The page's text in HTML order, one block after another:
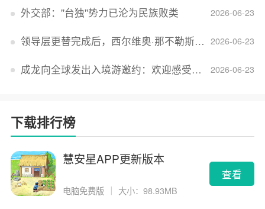
2026-06-23
外交部：''台独''势力已沦为民族败类
2026-06-23
领导层更替完成后，西尔维奥·那不勒斯出任Lucid首席执行官
2026-06-23
成龙向全球发出入境游邀约：欢迎感受无滤镜的真实中国
下载排行榜
慧安星APP更新版本
电脑免费版 ｜ 大小：98.93MB
查看